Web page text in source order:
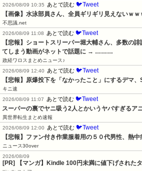
2026/08/09 10:35
あとで読む 🐦Tweet
【画像】水泳部員さん、全員ギリギリ見えないｗ
不思議.net
2026/08/09 11:08
あとで読む 🐦Tweet
【悲報】ショートスリーパー堀大輔さん、多数の
てしまう動画がネットで話題に → ………
政経ワロスまとめニュース♪
2026/08/09 12:40
あとで読む 🐦Tweet
【悲報】原爆投下を「なかったこと」にするデマ
キニ速
2026/08/09 11:07
あとで読む 🐦Tweet
スーパーの裏でヤニ吸う2人とかいうヤバすぎるア
異世界転生まとめ速報
2026/08/09 12:00
あとで読む 🐦Tweet
【悲報】ファン付き作業服着用の５０代男性、熱中
ニュース30over
2026/08/09
[PR] 【マンガ】Kindle 100円未満に値下げされた